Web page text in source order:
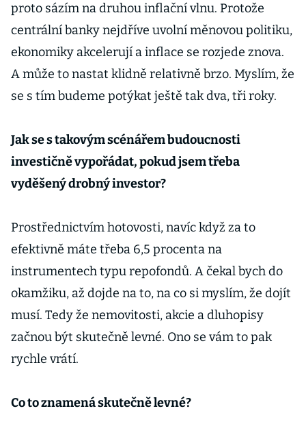
proto sázím na druhou inflační vlnu. Protože
centrální banky nejdříve uvolní měnovou politiku,
ekonomiky akcelerují a inflace se rozjede znova.
A může to nastat klidně relativně brzo. Myslím, že
se s tím budeme potýkat ještě tak dva, tři roky.
Jak se s takovým scénářem budoucnosti
investičně vypořádat, pokud jsem třeba
vyděšený drobný investor?
Prostřednictvím hotovosti, navíc když za to
efektivně máte třeba 6,5 procenta na
instrumentech typu repofondů. A čekal bych do
okamžiku, až dojde na to, na co si myslím, že dojít
musí. Tedy že nemovitosti, akcie a dluhopisy
začnou být skutečně levné. Ono se vám to pak
rychle vrátí.
Co to znamená skutečně levné?